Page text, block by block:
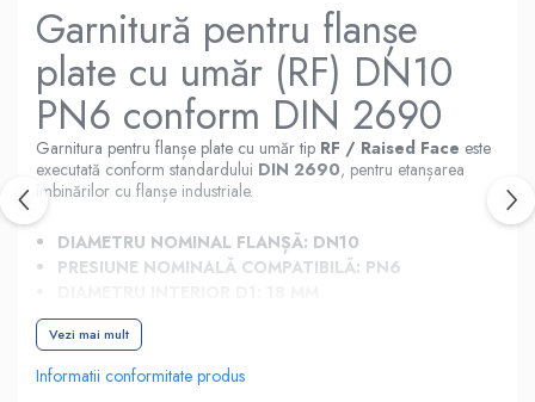
Garnitură pentru flanșe
plate cu umăr (RF) DN10
PN6 conform DIN 2690
Garnitura pentru flanșe plate cu umăr tip RF / Raised Face este
executată conform standardului DIN 2690, pentru etanșarea
îmbinărilor cu flanșe industriale.
DIAMETRU NOMINAL FLANȘĂ: DN10
PRESIUNE NOMINALĂ COMPATIBILĂ: PN6
DIAMETRU EXTERIOR D2:
EXECUȚIE LA COMANDĂ DIN EPDM, NBR SAU
MARSIT / CLINGHERIT, ÎN GROSIMI UZUALE DE 2
MM ȘI 3 MM.
Vezi mai mult
Informatii conformitate produs